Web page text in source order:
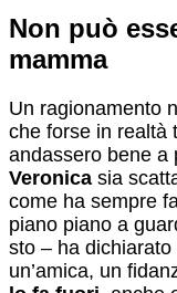
Non può
mamma
Un ragionamento
che forse in realtà
andassero bene a
Veronica sia
come ha sempre
piano piano a
sto – ha
un’amica, un